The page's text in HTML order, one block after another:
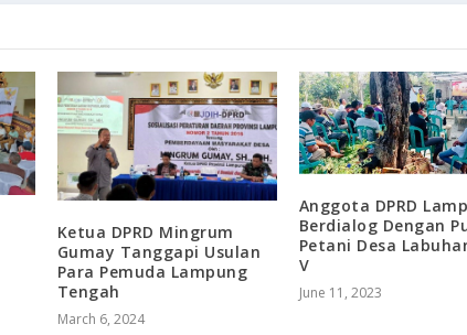
Ketua DPRD Mingrum
Gumay Tanggapi Usulan
Para Pemuda Lampung
Tengah
March 6, 2024
Anggota DPRD
Berdialog Dengan
Petani Desa
V
June 11, 2023